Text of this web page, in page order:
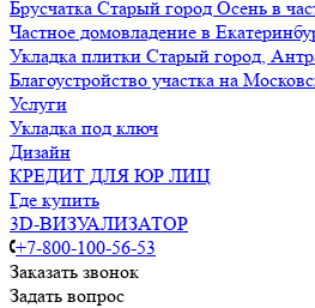
Брусчатка Старый город Осень в
Частное домовладение в
Укладка плитки Старый город,
Благоустройство участка на
Услуги
Укладка под ключ
Дизайн
КРЕДИТ ДЛЯ ЮР ЛИЦ
Где купить
3D-ВИЗУАЛИЗАТОР
+7-800-100-56-53
Заказать звонок
Задать вопрос